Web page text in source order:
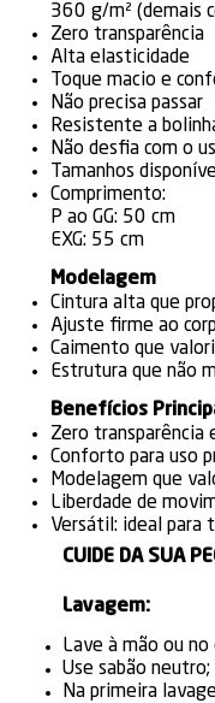
360 g/m² (demais
Zero transparência
Alta elasticidade
Toque macio e
Não precisa passar
Resistente a
Não desfia com o
Tamanhos
Comprimento:
P ao GG: 50 cm
EXG: 55 cm
Modelagem
Cintura alta que
Ajuste firme ao
Caimento que
Estrutura que não
Benefícios
Zero transparência
Conforto para uso
Modelagem que
Liberdade de
Versátil: ideal para
CUIDE DA SUA
Lavagem:
Lave à mão ou no
Use sabão
Na primeira